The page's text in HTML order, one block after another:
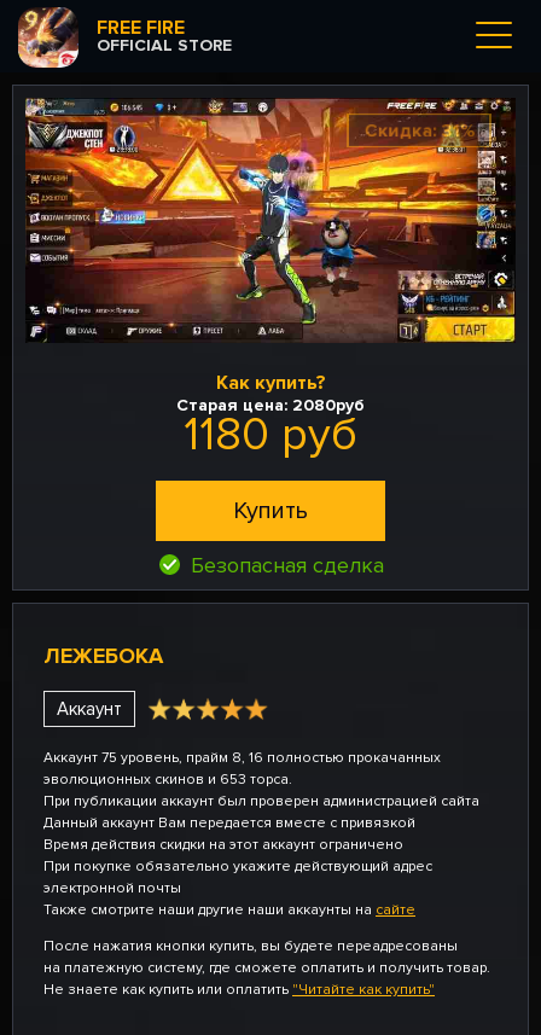
FREE FIRE
OFFICIAL STORE
Скидка: 31%
Как купить?
Старая цена: 2080руб
1180 руб
Купить
Безопасная сделка
ЛЕЖЕБОКА
Аккаунт
Аккаунт 75 уровень, прайм 8, 16 полностью прокачанных
эволюционных скинов и 653 торса.
При публикации аккаунт был проверен администрацией сайта
Данный аккаунт Вам передается вместе с привязкой
Время действия скидки на этот аккаунт ограничено
При покупке обязательно укажите действующий адрес
электронной почты
Также смотрите наши другие наши аккаунты на сайте
После нажатия кнопки купить, вы будете переадресованы
на платежную систему, где сможете оплатить и получить товар.
Не знаете как купить или оплатить "Читайте как купить"